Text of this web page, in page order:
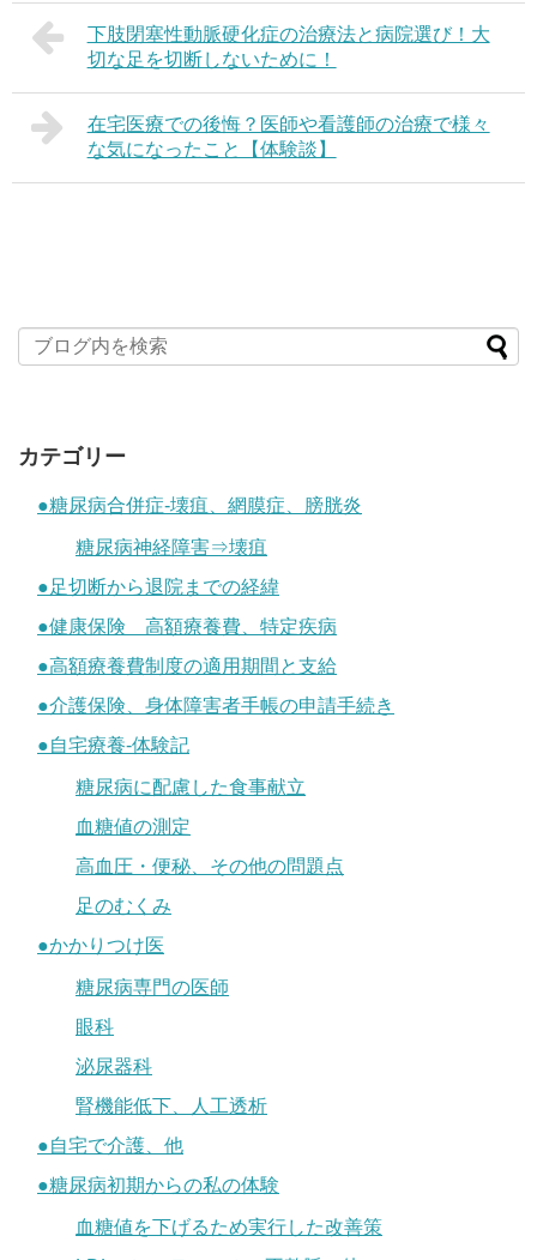
下肢閉塞性動脈硬化症の治療法と病院選び！大
切な足を切断しないために！
在宅医療での後悔？医師や看護師の治療で様々
な気になったこと【体験談】
カテゴリー
●糖尿病合併症-壊疽、網膜症、膀胱炎
糖尿病神経障害⇒壊疽
●足切断から退院までの経緯
●健康保険 高額療養費、特定疾病
●高額療養費制度の適用期間と支給
●介護保険、身体障害者手帳の申請手続き
●自宅療養-体験記
糖尿病に配慮した食事献立
血糖値の測定
高血圧・便秘、その他の問題点
足のむくみ
●かかりつけ医
糖尿病専門の医師
眼科
泌尿器科
腎機能低下、人工透析
●自宅で介護、他
●糖尿病初期からの私の体験
血糖値を下げるため実行した改善策